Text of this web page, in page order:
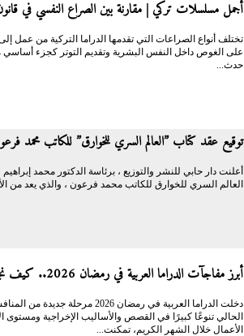
أجمل مسلسلات تركي | مقارنة بين الصراع النفسي في
تختلف أنواع الصراعات التي تقدمها الدراما التركية من عمل
على الغوص داخل النفس البشرية وتقديم التوتر كجزء
حدث...
توقيع عقد كتاب ”العالم السري للخوارق” للكاتب محمد
أعلنت دار حابي للنشر والتوزيع ، برئاسة الدكتور محمد
العالم السري للخوارق للكاتب محمد فرعون ، والذي يعد من
أبرز مفاجآت الدراما العربية في رمضان 2026.. كيف نجحت في خطف الأضواء؟
دخلت الدراما العربية في رمضان 2026
الحالي تنوعًا كبيرًا في القصص والأساليب الإخراجية
الأعمال خلال الشهر الكريم، تمكنت...